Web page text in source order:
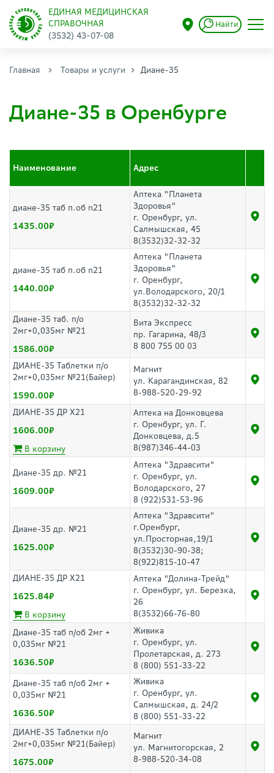
ЕДИНАЯ МЕДИЦИНСКАЯ
СПРАВОЧНАЯ
(3532) 43-07-08
Найти
Главная Товары и услуги Диане-35
Диане-35 в Оренбурге
Наименование Адрес
диане-35 таб п.об n21
1435.00
Аптека "Планета
Здоровья"
г. Оренбург, ул.
Салмышская, 45
8(3532)32-32-32
диане-35 таб п.об n21
1440.00
Аптека "Планета
Здоровья"
г. Оренбург,
ул.Володарского, 20/1
8(3532)32-32-32
Диане-35 таб. п/о
2мг+0,035мг №21
1586.00
Вита Экспресс
пр. Гагарина, 48/3
8 800 755 00 03
ДИАНЕ-35 Таблетки п/о
2мг+0,035мг №21(Байер)
1590.00
Магнит
ул. Карагандинская, 82
8-988-520-29-92
ДИАНЕ-35 ДР Х21
1606.00
В корзину
Аптека на Донковцева
г. Оренбург, ул. Г.
Донковцева, д.5
8(987)346-44-03
Диане-35 др. №21
1609.00
Аптека "Здравсити"
г. Оренбург, ул.
Володарского, 27
8 (922)531-53-96
Диане-35 др. №21
1625.00
Аптека "Здравсити"
г.Оренбург,
ул.Просторная,19/1
8(3532)30-90-38;
8(922)815-10-47
ДИАНЕ-35 ДР Х21
1625.84
В корзину
Аптека "Долина-Трейд"
г. Оренбург, ул. Березка,
26
8(3532)66-76-80
Диане-35 таб п/об 2мг +
0,035мг №21
1636.50
Живика
г. Оренбург, ул.
Пролетарская, д. 273
8 (800) 551-33-22
Диане-35 таб п/об 2мг +
0,035мг №21
1636.50
Живика
г. Оренбург, ул.
Салмышская, д. 24/2
8 (800) 551-33-22
ДИАНЕ-35 Таблетки п/о
2мг+0,035мг №21(Байер)
1675.00
Магнит
ул. Магнитогорская, 2
8-988-520-34-08